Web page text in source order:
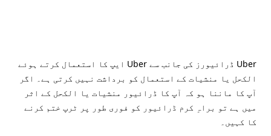
Uber ڈرائیورز کی جانب سے Uber ایپ کا استعمال کرتے ہوئے
الکحل یا منشیات کے استعمال کو برداشت نہیں کرتی ہے۔ اگر
آپ کا ماننا ہو کہ آپ کا ڈرائیور منشیات یا الکحل کے اثر
میں ہے تو براہِ کرم ڈرائیور کو فوری طور پر ٹرپ ختم کرنے
کا کہیں۔